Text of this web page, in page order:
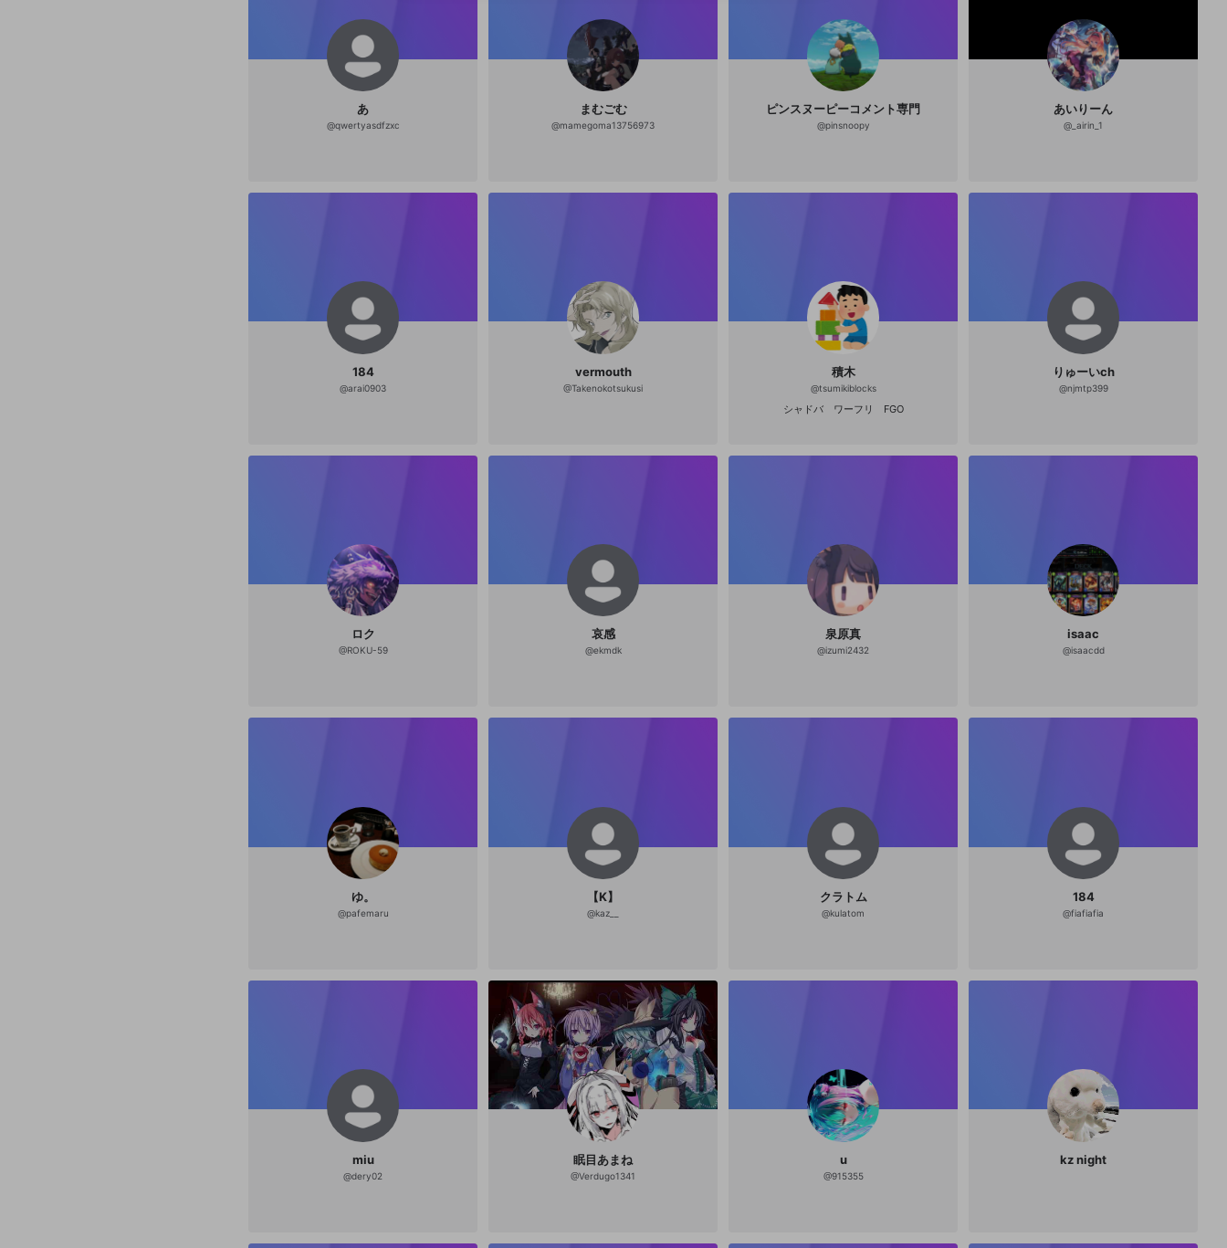
あ
@qwertyasdfzxc
まむごむ
@mamegoma13756973
ピンスヌーピーコメント専門
@pinsnoopy
あいりーん
@ _airin_1
184
@arai0903
vermouth
@Takenokotsukusi
積木
@tsumikiblocks
シャドバ ワーフリ FGO
りゅーいch
@njmtp399
ロク
@ROKU-59
哀感
@ekmdk
泉原真
@izumi2432
isaac
@isaacdd
ゆ。
@pafemaru
【K】
@kaz__
クラトム
@kulatom
184
@fiafiafia
miu
@dery02
眠目あまね
@Verdugo1341
u
@915355
kz night
mellow-fanからのお得な情報をメールで受け取
あとで登録
誤解を招く配信設定
ゲームの録画禁止区域の配信
改造版・海賊版ソフトの配信
Discordとは？